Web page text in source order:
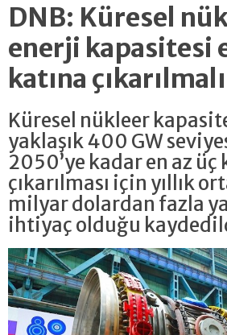
DNB: Küresel
enerji kapasitesi
katına çıkarılmalı
Küresel nükleer
yaklaşık 400 GW
2050’ye kadar en az üç
çıkarılması için yıllık
milyar dolardan fazla
ihtiyaç olduğu